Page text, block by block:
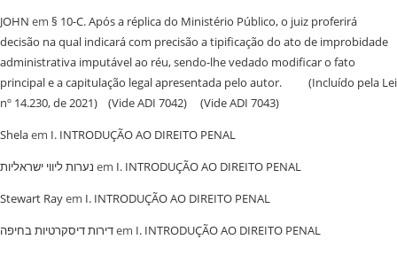
JOHN em § 10-C. Após a réplica do Ministério Público, o juiz proferirá
decisão na qual indicará com precisão a tipificação do ato de improbidade
administrativa imputável ao réu, sendo-lhe vedado modificar o fato
principal e a capitulação legal apresentada pelo autor. (Incluído pela Lei
nº 14.230, de 2021) (Vide ADI 7042) (Vide ADI 7043)
Shelaem I. INTRODUÇÃO AO DIREITO PENAL
נערות ליווי ישראליות em I. INTRODUÇÃO AO DIREITO PENAL
Stewart Rayem I. INTRODUÇÃO AO DIREITO PENAL
‏דירות דיסקרטיות בחיפהem I. INTRODUÇÃO AO DIREITO PENAL